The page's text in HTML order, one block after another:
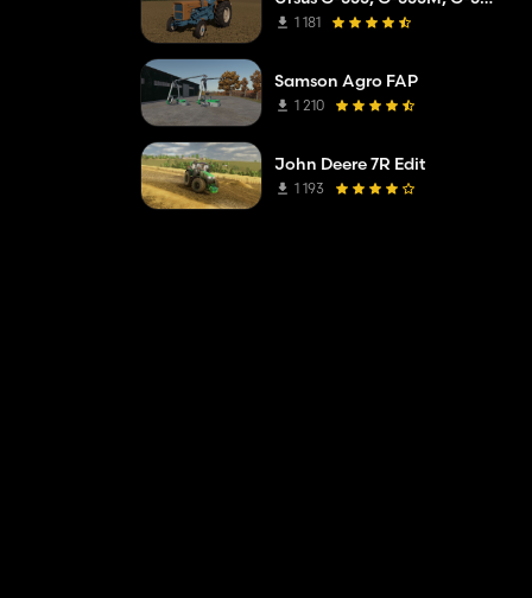
1 181
Samson Agro FAP
1 210
John Deere 7R Edit
1 193